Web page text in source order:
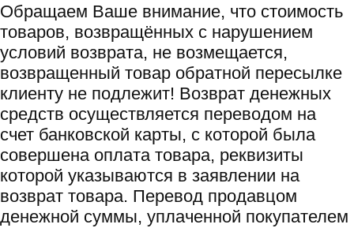
Обращаем Ваше внимание, что стоимость
товаров, возвращённых с нарушением
условий возврата, не возмещается,
возвращенный товар обратной пересылке
клиенту не подлежит! Возврат денежных
средств осуществляется переводом на
счет банковской карты, с которой была
совершена оплата товара, реквизиты
которой указываются в заявлении на
возврат товара. Перевод продавцом
денежной суммы, уплаченной покупателем